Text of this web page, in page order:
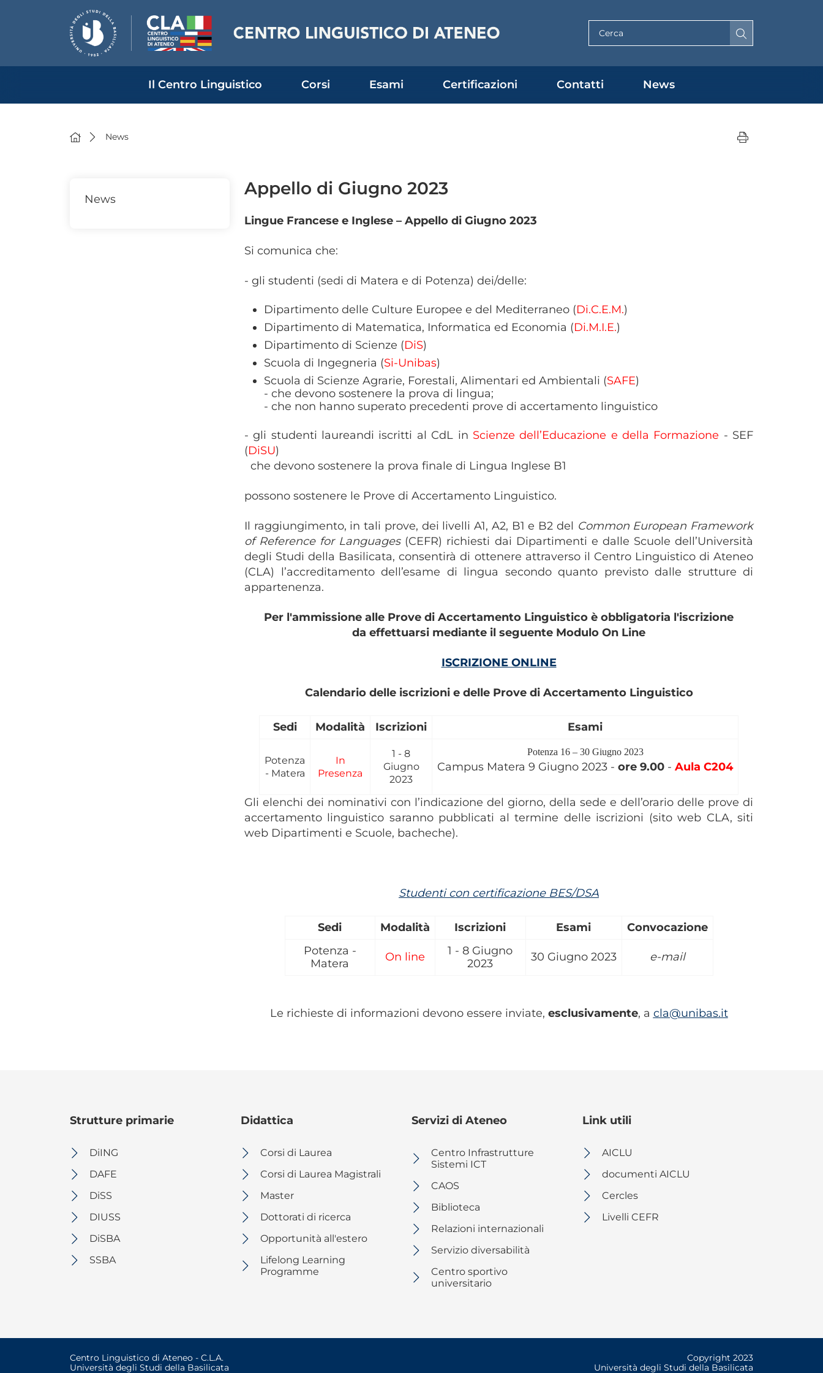
Il Centro Linguistico Corsi Esami Certificazioni Contatti News
News
Appello di Giugno 2023
Lingue Francese e Inglese – Appello di Giugno 2023
Si comunica che:
- gli studenti (sedi di Matera e di Potenza) dei/delle:
Dipartimento delle Culture Europee e del Mediterraneo (Di.C.E.M.)
Dipartimento di Matematica, Informatica ed Economia (Di.M.I.E.)
Dipartimento di Scienze (DiS)
Scuola di Ingegneria (Si-Unibas)
Scuola di Scienze Agrarie, Forestali, Alimentari ed Ambientali (SAFE)
- che devono sostenere la prova di lingua;
- che non hanno superato precedenti prove di accertamento linguistico
- gli studenti laureandi iscritti al CdL in Scienze dell’Educazione e della Formazione - SEF
(DiSU)
che devono sostenere la prova finale di Lingua Inglese B1
possono sostenere le Prove di Accertamento Linguistico.
Il raggiungimento, in tali prove, dei livelli A1, A2, B1 e B2 del Common European Framework
of Reference for Languages(CEFR) richiesti dai Dipartimenti e dalle Scuole dell’Università
degli Studi della Basilicata, consentirà di ottenere attraverso il Centro Linguistico di Ateneo
(CLA) l’accreditamento dell’esame di lingua secondo quanto previsto dalle strutture di
appartenenza.
Per l'ammissione alle Prove di Accertamento Linguistico è obbligatoria l'iscrizione
da effettuarsi mediante il seguente Modulo On Line
ISCRIZIONE ONLINE
Calendario delle iscrizioni e delle Prove di Accertamento Linguistico
Sedi Modalità Iscrizioni Esami
Potenza
- Matera
In
Presenza
1 - 8
Giugno
2023
Potenza 16 – 30 Giugno 2023
Campus Matera 9 Giugno 2023 - ore 9.00 - Aula C204
Gli elenchi dei nominativi con l’indicazione del giorno, della sede e dell’orario delle prove di
accertamento linguistico saranno pubblicati al termine delle iscrizioni (sito web CLA, siti
web Dipartimenti e Scuole, bacheche).
Studenti con certificazione BES/DSA
Sedi Modalità Iscrizioni Esami
Convocazione
Potenza -
Matera
On line 1 - 8 Giugno
2023
30 Giugno 2023 e-mail
Le richieste di informazioni devono essere inviate, esclusivamente, a cla@unibas.it
News
Strutture primarie
DiING
DAFE
DiSS
DIUSS
DiSBA
SSBA
Didattica
Corsi di Laurea
Corsi di Laurea Magistrali
Master
Dottorati di ricerca
Opportunità all'estero
Lifelong Learning
Programme
Servizi di Ateneo
Centro Infrastrutture
Sistemi ICT
CAOS
Biblioteca
Relazioni internazionali
Servizio diversabilità
Centro sportivo
universitario
Link utili
AICLU
documenti AICLU
Cercles
Livelli CEFR
Centro Linguistico di Ateneo - C.L.A.
Università degli Studi della Basilicata
Copyright 2023
Università degli Studi della Basilicata